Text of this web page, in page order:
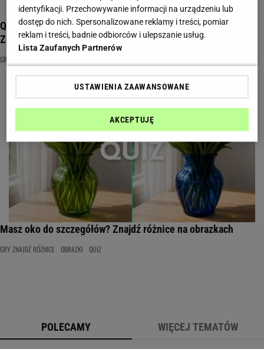
Quiz: Usunęliśmy jeden szczegół ze słynnych obrazów.
Zauważysz, który?
GRY ZNAJDŹ RÓŻNICE
Masz oko do szczegółów? Znajdź różnice na obrazkach
GRY ZNAJDŹ RÓŻNICE OBRAZKI QUIZ
POLECAMY WIĘCEJ TEMATÓW
identyfikacji. Przechowywanie informacji na urządzeniu lub
dostęp do nich. Spersonalizowane reklamy i treści, pomiar
reklam i treści, badnie odbiorców i ulepszanie usług.
Lista Zaufanych Partnerów
USTAWIENIA ZAAWANSOWANE
AKCEPTUJĘ